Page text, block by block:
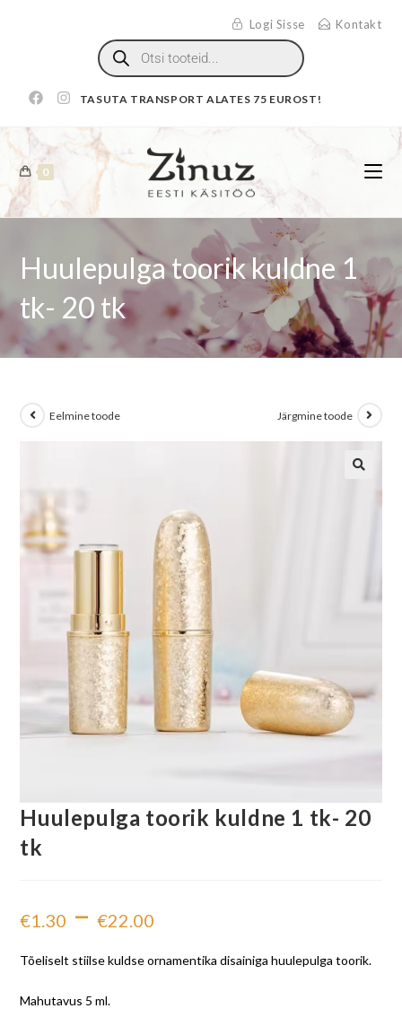
Logi Sisse Kontakt
TASUTA TRANSPORT ALATES 75 EUROST!
0
Huulepulga toorik kuldne 1
tk- 20 tk
Eelmine toode Järgmine toode
Huulepulga toorik kuldne 1 tk- 20
tk
€1.30 – €22.00
Tõeliselt stiilse kuldse ornamentika disainiga huulepulga toorik.
Mahutavus 5 ml.